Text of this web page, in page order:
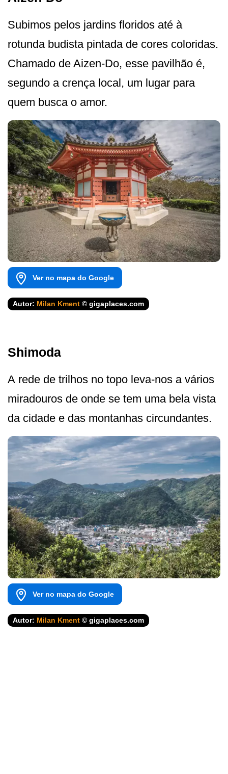
Subimos pelos jardins floridos até à
rotunda budista pintada de cores coloridas.
Chamado de Aizen-Do, esse pavilhão é,
segundo a crença local, um lugar para
quem busca o amor.
Ver no mapa do Google
Autor: Milan Kment © gigaplaces.com
Shimoda
A rede de trilhos no topo leva-nos a vários
miradouros de onde se tem uma bela vista
da cidade e das montanhas circundantes.
Ver no mapa do Google
Autor: Milan Kment © gigaplaces.com